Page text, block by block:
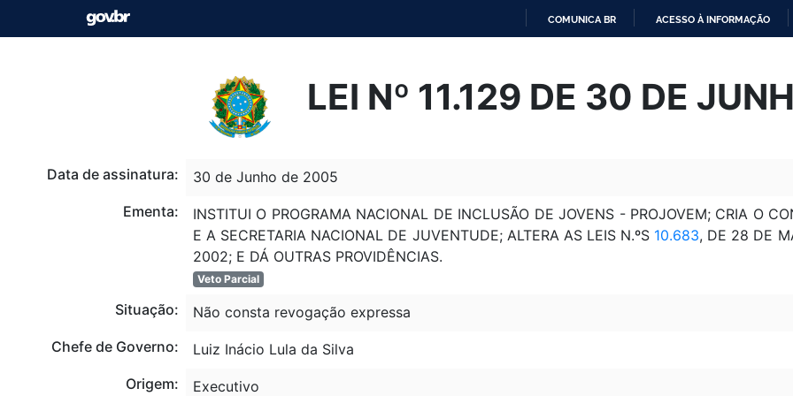
O
CONTEÚDO
COMUNICA BR ACESSO À INFORMAÇÃO
LEI Nº 11.129 DE 30 DE
Data de assinatura:
30 de Junho de 2005
Ementa:
INSTITUI O PROGRAMA NACIONAL DE INCLUSÃO DE JOVENS - PROJOVEM; CRIA O
E A SECRETARIA NACIONAL DE JUVENTUDE; ALTERA AS LEIS N.ºS 10.683, DE 28 DE
2002; E DÁ OUTRAS PROVIDÊNCIAS.
Veto Parcial
Situação:
Não consta revogação expressa
Chefe de Governo:
Luiz Inácio Lula da Silva
Origem:
Executivo